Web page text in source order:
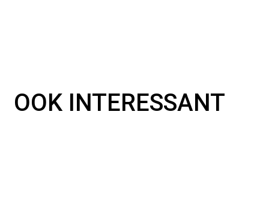
OOK INTERESSANT